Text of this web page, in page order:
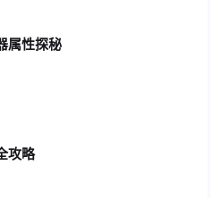
属性探秘
攻略